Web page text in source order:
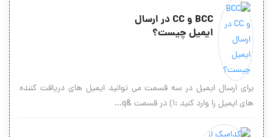
BCC و CC در ارسال
ایمیل چیست؟
برای ارسال ایمیل در سه قسمت می توانید ایمیل های دریافت کننده
های ایمیل را وارد کنید :1) در قسمت &q...